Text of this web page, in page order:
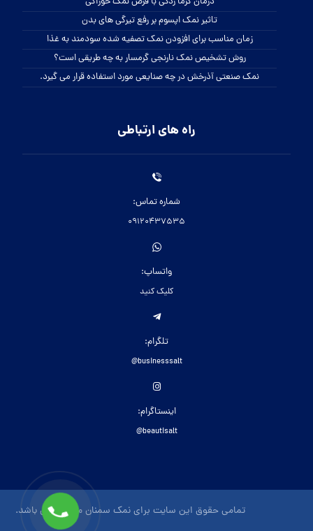
تاثیر نمک اپسوم بر رفع تیرگی های بدن
زمان مناسب برای افزودن نمک تصفیه شده سودمند به غذا
روش تشخیص نمک نارنجی گرمسار به چه طریقی است؟
نمک صنعتی آذرخش در چه صنایعی مورد استفاده قرار می گیرد.
راه های ارتباطی
شماره تماس:
09120437535
واتساپ:
کلیک کنید
تلگرام:
businesssalt@
اینستاگرام:
beautisalt@
تمامی حقوق این سایت برای نمک سمنان محفوظ می باشد.